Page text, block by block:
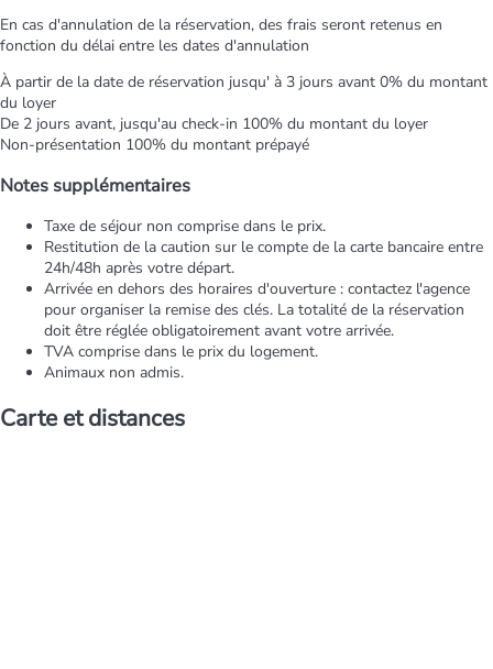
En cas d'annulation de la réservation, des frais seront retenus en
fonction du délai entre les dates d'annulation
À partir de la date de réservation jusqu' à 3 jours avant 0% du montant
du loyer
De 2 jours avant, jusqu'au check-in 100% du montant du loyer
Non-présentation 100% du montant prépayé
Notes supplémentaires
Taxe de séjour non comprise dans le prix.
Restitution de la caution sur le compte de la carte bancaire entre
24h/48h après votre départ.
Arrivée en dehors des horaires d'ouverture : contactez l'agence
pour organiser la remise des clés. La totalité de la réservation
doit être réglée obligatoirement avant votre arrivée.
TVA comprise dans le prix du logement.
Animaux non admis.
Carte et distances